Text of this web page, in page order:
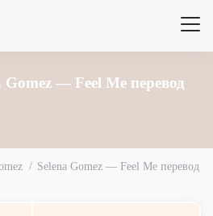
Gomez — Feel Me перевод
Selena Gomez — Feel Me перевод